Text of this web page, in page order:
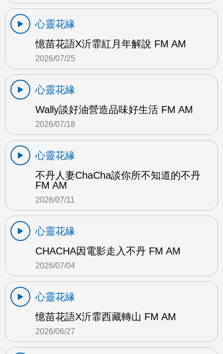
心靈花緣
憶苗花語X沂霏紅月年解說 FM AM
2026/07/25
心靈花緣
Wally談好油營造品味好生活 FM AM
2026/07/18
心靈花緣
不丹人妻ChaCha談你所不知道的不丹
FM AM
2026/07/11
心靈花緣
CHACHA因電影走入不丹 FM AM
2026/07/04
心靈花緣
憶苗花語X沂霏西藏轉山 FM AM
2026/06/27